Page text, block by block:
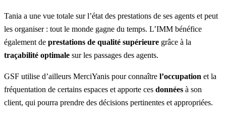
Tania a une vue totale sur l’état des prestations de ses agents et peut
les organiser : tout le monde gagne du temps. L’IMM bénéfice
également de prestations de qualité supérieure grâce à la
traçabilité optimale sur les passages des agents.
GSF utilise d’ailleurs MerciYanis pour connaître l’occupation et la
fréquentation de certains espaces et apporte ces données à son
client, qui pourra prendre des décisions pertinentes et appropriées.